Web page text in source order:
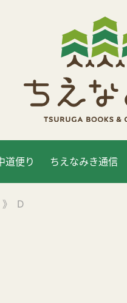
道便り ちえなみき通信
》 D